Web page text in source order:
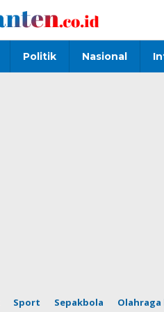
Politik Nasional
Sport Sepakbola